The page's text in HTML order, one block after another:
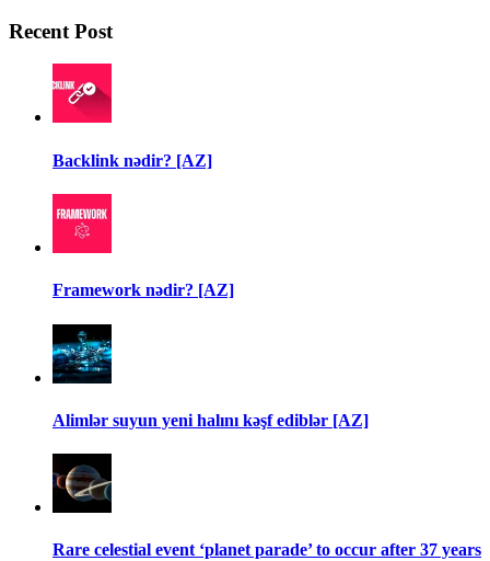
Recent Post
Backlink nədir? [AZ]
Framework nədir? [AZ]
Alimlər suyun yeni halını kəşf ediblər [AZ]
Rare celestial event ‘planet parade’ to occur after 37 years